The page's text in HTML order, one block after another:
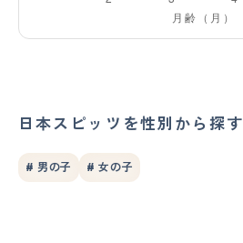
日本スピッツを性別から探す
# 男の子 # 女の子